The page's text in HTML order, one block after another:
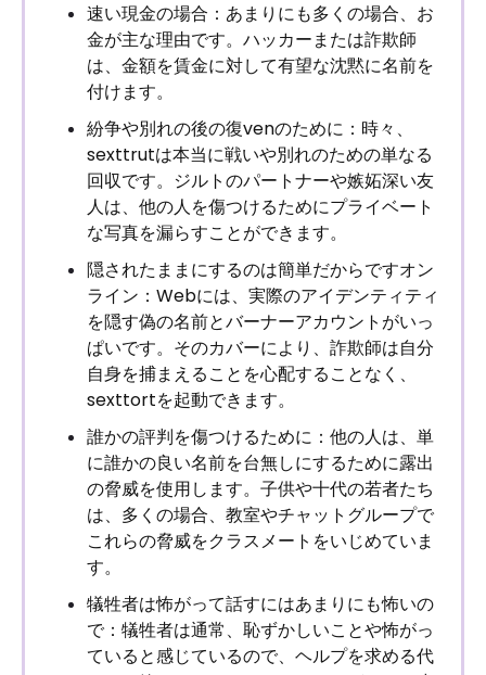
速い現金の場合：あまりにも多くの場合、お
金が主な理由です。ハッカーまたは詐欺師
は、金額を賃金に対して有望な沈黙に名前を
付けます。
紛争や別れの後の復venのために：時々、
sexttrutは本当に戦いや別れのための単なる
回収です。ジルトのパートナーや嫉妬深い友
人は、他の人を傷つけるためにプライベート
な写真を漏らすことができます。
隠されたままにするのは簡単だからですオン
ライン：Webには、実際のアイデンティティ
を隠す偽の名前とバーナーアカウントがいっ
ぱいです。そのカバーにより、詐欺師は自分
自身を捕まえることを心配することなく、
sexttortを起動できます。
誰かの評判を傷つけるために：他の人は、単
に誰かの良い名前を台無しにするために露出
の脅威を使用します。子供や十代の若者たち
は、多くの場合、教室やチャットグループで
これらの脅威をクラスメートをいじめていま
す。
犠牲者は怖がって話すにはあまりにも怖いの
で：犠牲者は通常、恥ずかしいことや怖がっ
ていると感じているので、ヘルプを求める代